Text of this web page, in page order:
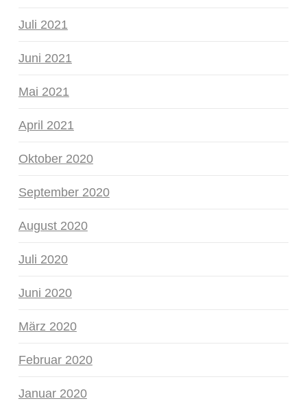
Juli 2021
Juni 2021
Mai 2021
April 2021
Oktober 2020
September 2020
August 2020
Juli 2020
Juni 2020
März 2020
Februar 2020
Januar 2020